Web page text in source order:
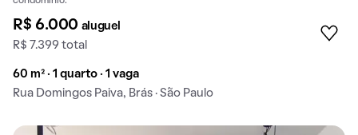
R$ 6.000 aluguel
R$ 7.399 total
60 m² · 1 quarto · 1 vaga
Rua Domingos Paiva, Brás · São Paulo